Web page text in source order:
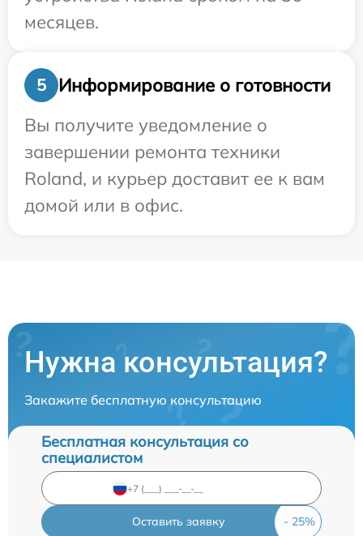
месяцев.
5
Информирование о готовности
Вы получите уведомление о
завершении ремонта техники
Roland, и курьер доставит ее к вам
домой или в офис.
Нужна консультация?
Закажите бесплатную консультацию
Бесплатная консультация со
специалистом
Оставить заявку